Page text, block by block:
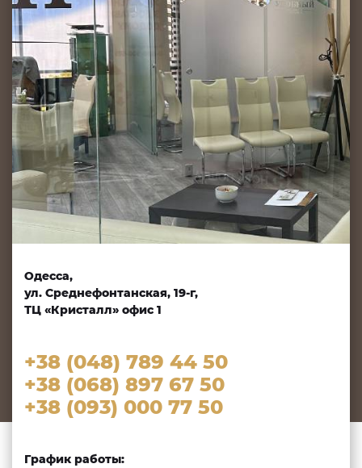
Одесса,
ул. Среднефонтанская, 19-г,
ТЦ «Кристалл» офис 1
+38 (048) 789 44 50
+38 (068) 897 67 50
+38 (093) 000 77 50
График работы: